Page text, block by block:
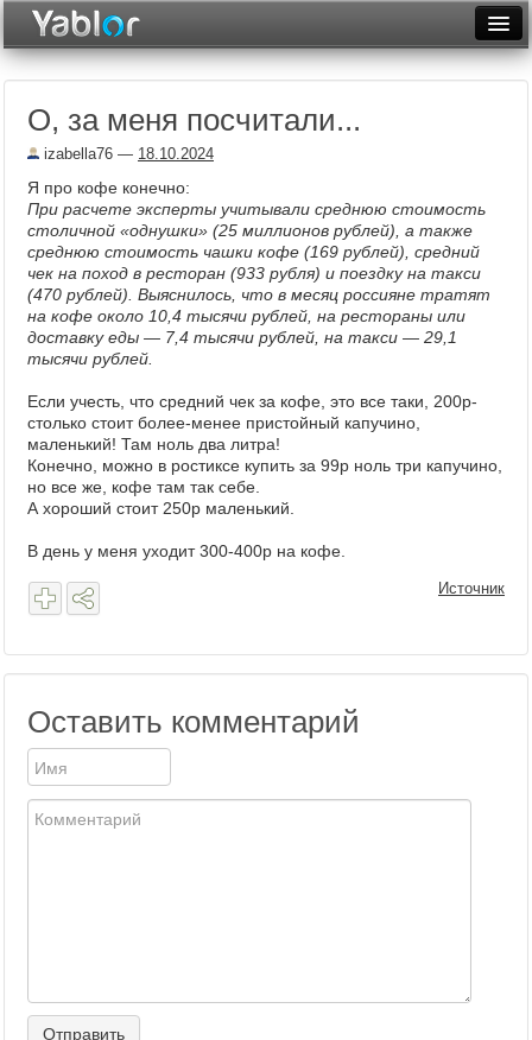
Неделя
Рейтинги
Архив
Фототоп
О, за меня посчитали...
izabella76 — 18.10.2024
Я про кофе конечно:
При расчете эксперты учитывали среднюю стоимость
столичной «однушки» (25 миллионов рублей), а также
среднюю стоимость чашки кофе (169 рублей), средний
чек на поход в ресторан (933 рубля) и поездку на такси
(470 рублей). Выяснилось, что в месяц россияне тратят
на кофе около 10,4 тысячи рублей, на рестораны или
доставку еды — 7,4 тысячи рублей, на такси — 29,1
тысячи рублей.
Если учесть, что средний чек за кофе, это все таки, 200р-
столько стоит более-менее пристойный капучино,
маленький! Там ноль два литра!
Конечно, можно в ростиксе купить за 99р ноль три капучино,
но все же, кофе там так себе.
А хороший стоит 250р маленький.
В день у меня уходит 300-400р на кофе.
Источник
Оставить комментарий